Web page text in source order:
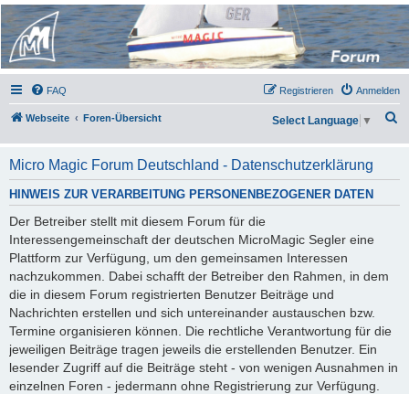
Micro Magic Forum
Deutschland
FAQ Anmelden
Registrieren
Webseite Foren-Übersicht
h
e
Select Language ▼
Micro Magic Forum Deutschland - Datenschutzerklärung
HINWEIS ZUR VERARBEITUNG PERSONENBEZOGENER DATEN
Der Betreiber stellt mit diesem Forum für die
Interessengemeinschaft der deutschen MicroMagic Segler eine
Plattform zur Verfügung, um den gemeinsamen Interessen
nachzukommen. Dabei schafft der Betreiber den Rahmen, in dem
die in diesem Forum registrierten Benutzer Beiträge und
Nachrichten erstellen und sich untereinander austauschen bzw.
Termine organisieren können. Die rechtliche Verantwortung für die
jeweiligen Beiträge tragen jeweils die erstellenden Benutzer. Ein
lesender Zugriff auf die Beiträge steht - von wenigen Ausnahmen in
einzelnen Foren - jedermann ohne Registrierung zur Verfügung.